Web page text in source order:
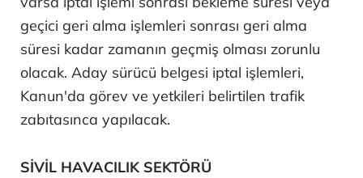
geçici geri alma işlemleri sonrası geri alma
süresi kadar zamanın geçmiş olması zorunlu
olacak. Aday sürücü belgesi iptal işlemleri,
Kanun'da görev ve yetkileri belirtilen trafik
zabıtasınca yapılacak.
SİVİL HAVACILIK SEKTÖRÜ